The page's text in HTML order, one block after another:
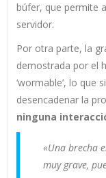
búfer, que permite
servidor.
Por otra parte, la
demostrada por el
‘wormable’, lo que
desencadenar la
ninguna
«Una brecha
muy grave,